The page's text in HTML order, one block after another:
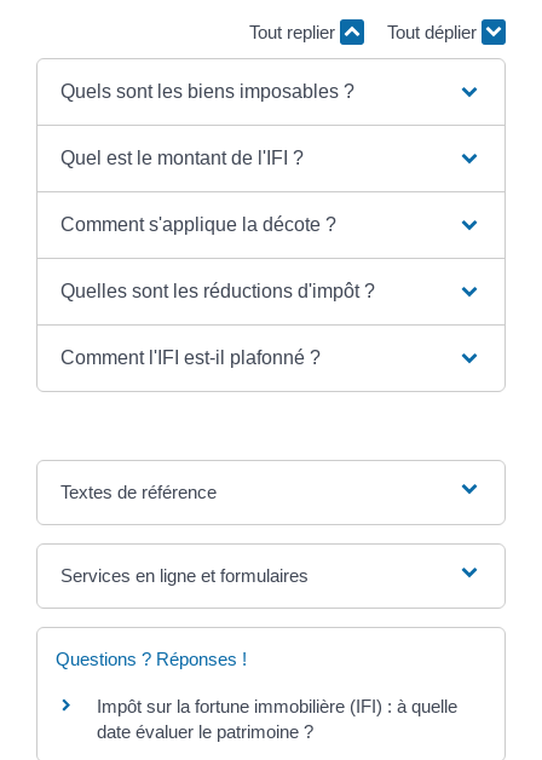
Tout replier Tout déplier
Quels sont les biens imposables ?
Quel est le montant de l'IFI ?
Comment s'applique la décote ?
Quelles sont les réductions d'impôt ?
Comment l'IFI est-il plafonné ?
Textes de référence
Services en ligne et formulaires
Questions ? Réponses !
Impôt sur la fortune immobilière (IFI) : à quelle
date évaluer le patrimoine ?